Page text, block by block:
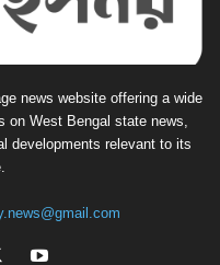
news website offering a wide
on West Bengal state news,
developments relevant to its